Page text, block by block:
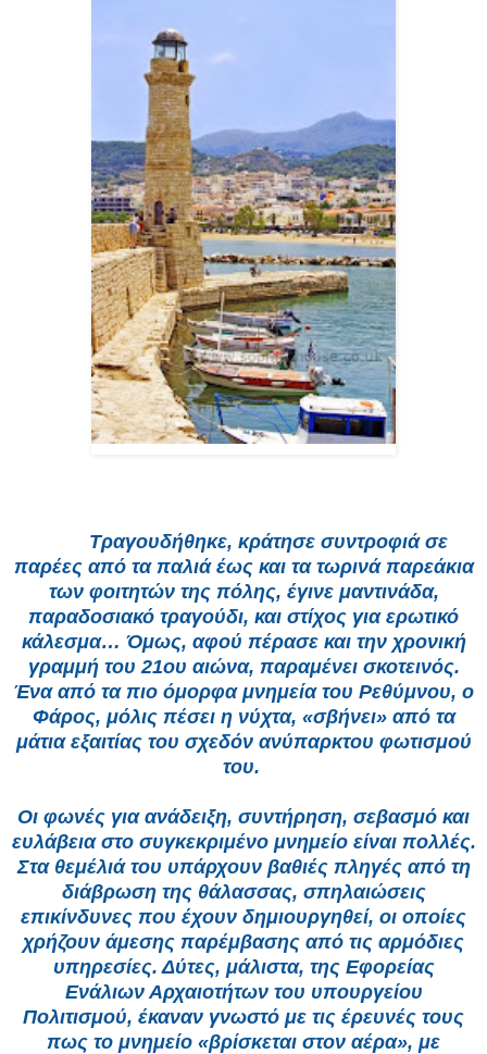
Τραγουδήθηκε, κράτησε συντροφιά σε
παρέες από τα παλιά έως και τα τωρινά παρεάκια
των φοιτητών της πόλης, έγινε μαντινάδα,
παραδοσιακό τραγούδι, και στίχος για ερωτικό
κάλεσμα… Όμως, αφού πέρασε και την χρονική
γραμμή του 21ου αιώνα, παραμένει σκοτεινός.
Ένα από τα πιο όμορφα μνημεία του Ρεθύμνου, ο
Φάρος, μόλις πέσει η νύχτα, «σβήνει» από τα
μάτια εξαιτίας του σχεδόν ανύπαρκτου φωτισμού
του.
Οι φωνές για ανάδειξη, συντήρηση, σεβασμό και
ευλάβεια στο συγκεκριμένο μνημείο είναι πολλές.
Στα θεμέλιά του υπάρχουν βαθιές πληγές από τη
διάβρωση της θάλασσας, σπηλαιώσεις
επικίνδυνες που έχουν δημιουργηθεί, οι οποίες
χρήζουν άμεσης παρέμβασης από τις αρμόδιες
υπηρεσίες. Δύτες, μάλιστα, της Εφορείας
Ενάλιων Αρχαιοτήτων του υπουργείου
Πολιτισμού, έκαναν γνωστό με τις έρευνές τους
πως το μνημείο «βρίσκεται στον αέρα», με